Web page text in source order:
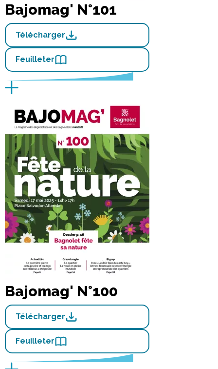
Bajomag' N°101
Télécharger
Feuilleter
Bajomag' N°100
Télécharger
Feuilleter